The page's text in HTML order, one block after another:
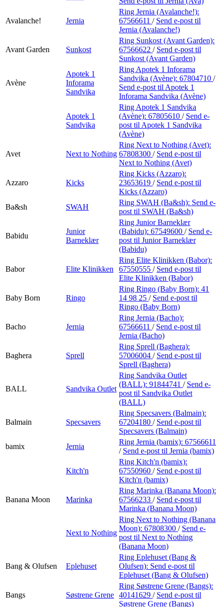
Avalanche! Jernia
Ring Jernia (Avalanche!):
67566611 / Send e-post til
Jernia (Avalanche!)
Avant Garden Sunkost
Ring Sunkost (Avant Garden):
67566622 / Send e-post til
Sunkost (Avant Garden)
Avène
Apotek 1
Inforama
Sandvika
Ring Apotek 1 Inforama
Sandvika (Avène): 67804710 /
Send e-post til Apotek 1
Inforama Sandvika (Avène)
Apotek 1
Sandvika
Ring Apotek 1 Sandvika
(Avène): 67805610 / Send e-
post til Apotek 1 Sandvika
(Avène)
Avet Next to Nothing
Ring Next to Nothing (Avet):
67808300 / Send e-post til
Next to Nothing (Avet)
Azzaro Kicks
Ring Kicks (Azzaro):
23653619 / Send e-post til
Kicks (Azzaro)
Ba&sh
SWAH
Ring SWAH (Ba&sh): Send e-
post til SWAH (Ba&sh)
Babidu
Junior
Barneklær
Ring Junior Barneklær
(Babidu): 67549600 / Send e-
post til Junior Barneklær
(Babidu)
Babor Elite Klinikken
Ring Elite Klinikken (Babor):
67550555 / Send e-post til
Elite Klinikken (Babor)
Baby Born Ringo
Ring Ringo (Baby Born): 41
14 98 25 / Send e-post til
Ringo (Baby Born)
Bacho Jernia
Ring Jernia (Bacho):
67566611 / Send e-post til
Jernia (Bacho)
Baghera Sprell
Ring Sprell (Baghera):
57006004 / Send e-post til
Sprell (Baghera)
BALL Sandvika Outlet
Ring Sandvika Outlet
(BALL): 91844741 / Send e-
post til Sandvika Outlet
(BALL)
Balmain Specsavers
Ring Specsavers (Balmain):
67204180 / Send e-post til
Specsavers (Balmain)
bamix
Jernia
Ring Jernia (bamix): 67566611
/ Send e-post til Jernia (bamix)
Kitch'n
Ring Kitch'n (bamix):
67550960 / Send e-post til
Kitch'n (bamix)
Banana Moon Marinka
Ring Marinka (Banana Moon):
67566233 / Send e-post til
Marinka (Banana Moon)
Next to Nothing
Ring Next to Nothing (Banana
Moon): 67808300 / Send e-
post til Next to Nothing
(Banana Moon)
Bang & Olufsen Eplehuset
Ring Eplehuset (Bang &
Olufsen): Send e-post til
Eplehuset (Bang & Olufsen)
Bangs Søstrene Grene
Ring Søstrene Grene (Bangs):
40141629 / Send e-post til
Søstrene Grene (Bangs)